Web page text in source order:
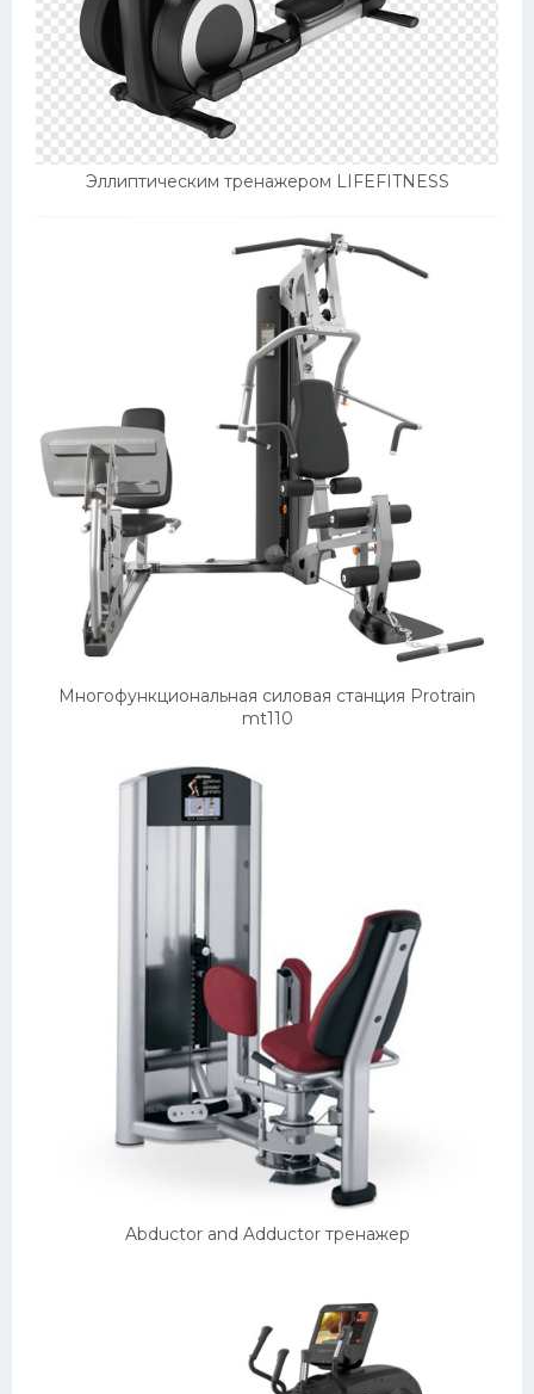
Эллиптическим тренажером LIFEFITNESS
Многофункциональная силовая станция Protrain
mt110
Abductor and Adductor тренажер